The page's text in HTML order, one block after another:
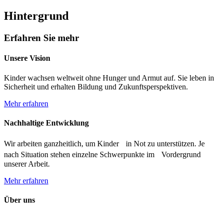
Hintergrund
Erfahren Sie mehr
Unsere Vision
Kinder wachsen weltweit ohne Hunger und Armut auf. Sie leben in
Sicherheit und erhalten Bildung und Zukunftsperspektiven.
Mehr erfahren
Nachhaltige Entwicklung
Wir arbeiten ganzheitlich, um Kinder in Not zu unterstützen. Je
nach Situation stehen einzelne Schwerpunkte im Vordergrund
unserer Arbeit.
Mehr erfahren
Über uns